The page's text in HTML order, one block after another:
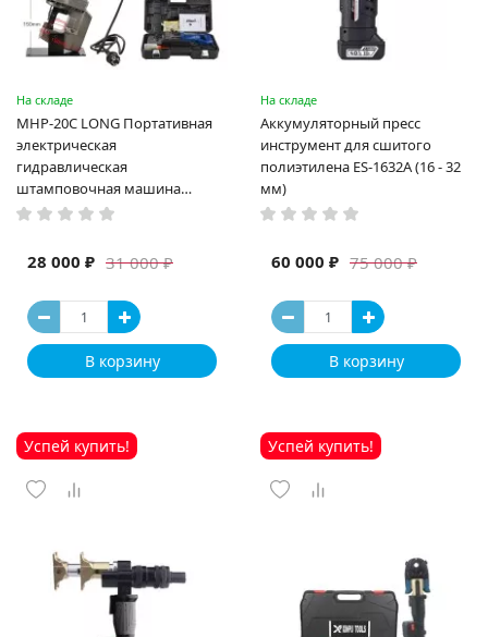
На складе
MHP-20C LONG Портативная
электрическая
гидравлическая
штамповочная машина
высокая мощность и мощный
машина
31 000 ₽
28 000 ₽
В корзину
На складе
Аккумуляторный пресс
инструмент для сшитого
полиэтилена ES-1632A (16 - 32
мм)
75 000 ₽
60 000 ₽
В корзину
Успей купить! Успей купить!